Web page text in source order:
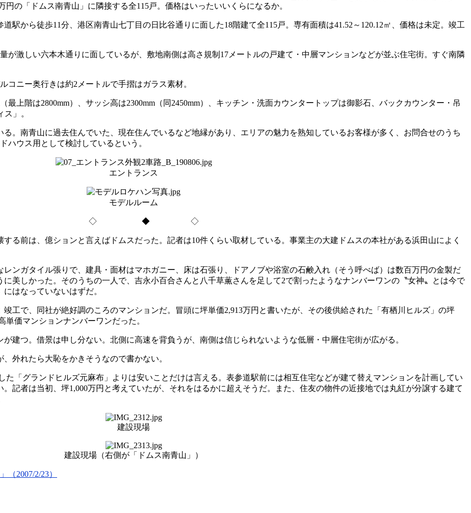
円の「ドムス南青山」に隣接する全115戸。価格はいったいいくらになるか。
駅から徒歩11分、港区南青山七丁目の日比谷通りに面した18階建て全115戸。専有面積は41.52～120.12㎡、価格は未定。竣工
激しい六本木通りに面しているが、敷地南側は高さ規制17メートルの戸建て・中層マンションなどが並ぶ住宅街。すぐ南隣
ニー奥行きは約2メートルで手摺はガラス素材。
上階は2800mm）、サッシ高は2300mm（同2450mm）、キッチン・洗面カウンタートップは御影石、バックカウンター・吊
」。
。南青山に過去住んでいた、現在住んでいるなど地縁があり、エリアの魅力を熟知しているお客様が多く、お問合せのうち
ハウス用として検討しているという。
エントランス
モデルルーム
◇ ◆ ◇
る前は、億ションと言えばドムスだった。記者は10件くらい取材している。事業主の大建ドムスの本社がある浜田山によく
ンガタイル張りで、建具・面材はマホガニー、床は石張り、ドアノブや浴室の石鹸入れ（そう呼べば）は数百万円の金製だ
美しかった。そのうちの一人で、吉永小百合さんと八千草薫さんを足して2で割ったようなナンバーワンの〝女神〟とは今で
はなっていないはずだ。
工で、同社が絶好調のころのマンションだ。冒頭に坪単価2,913万円と書いたが、その後供給された「有栖川ヒルズ」の坪
価マンションナンバーワンだった。
建つ。借景は申し分ない。北側に高速を背負うが、南側は信じられないような低層・中層住宅街が広がる。
外れたら大恥をかきそうなので書かない。
「グランドヒルズ元麻布」よりは安いことだけは言える。表参道駅前には相互住宅などが建て替えマンションを計画してい
記者は当初、坪1,000万円と考えていたが、それをはるかに超えそうだ。また、住友の物件の近接地では丸紅が分譲する建て
建設現場
建設現場（右側が「ドムス南青山」）
2007/2/23）